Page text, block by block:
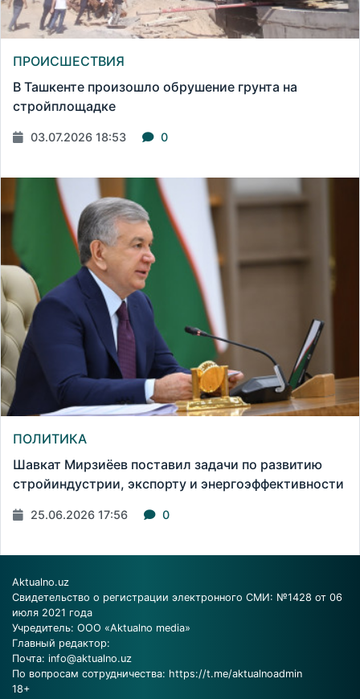
ПРОИСШЕСТВИЯ
В Ташкенте произошло обрушение грунта на
стройплощадке
03.07.2026 18:53 0
ПОЛИТИКА
Шавкат Мирзиёев поставил задачи по развитию
стройиндустрии, экспорту и энергоэффективности
25.06.2026 17:56 0
Aktualno.uz
Свидетельство о регистрации электронного СМИ: №1428 от 06
июля 2021 года
Учредитель: ООО «Aktualno media»
Главный редактор:
Почта: info@aktualno.uz
По вопросам сотрудничества: https://t.me/aktualnoadmin
18+